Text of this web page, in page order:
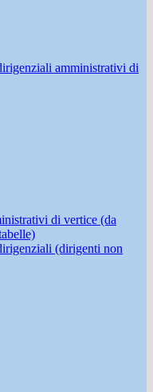
amministrativi di
di vertice (da
(dirigenti non